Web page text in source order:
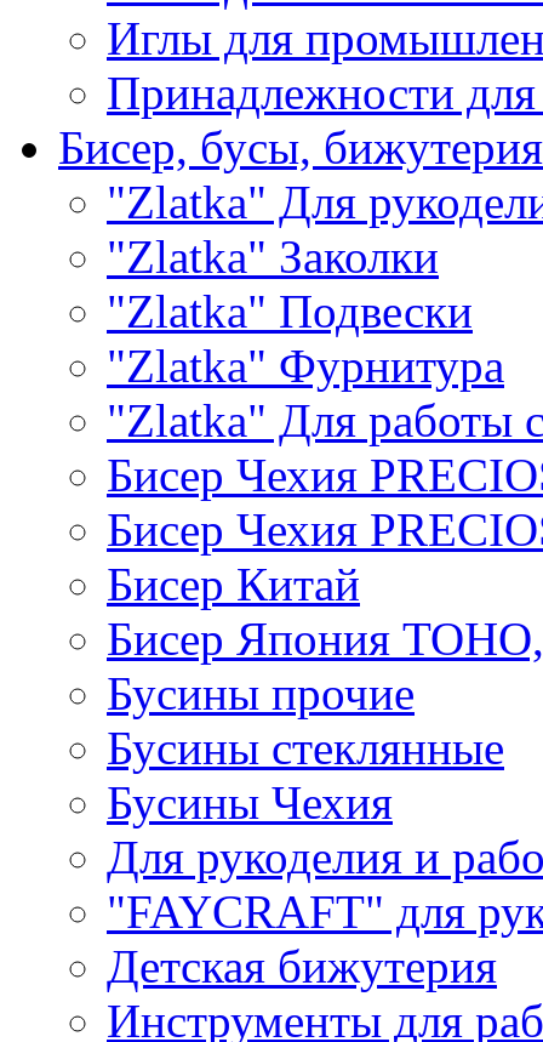
Иглы для
Принадлежности
Бисер, бусы, бижутерия
"Zlatka" Для
"Zlatka" Заколки
"Zlatka" Подвески
"Zlatka" Фурнитура
"Zlatka" Для работы
Бисер Чехия
Бисер Чехия
Бисер Китай
Бисер Япония
Бусины прочие
Бусины стеклянные
Бусины Чехия
Для рукоделия и
"FAYCRAFT" для
Детская бижутерия
Инструменты для